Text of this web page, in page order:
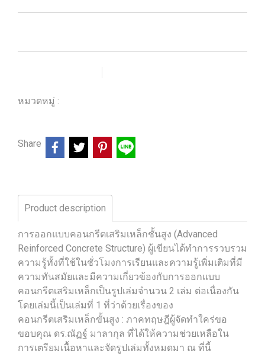
หมวดหมู่ :
Share
Product description
การออกแบบคอนกรีตเสริมเหล็กชั้นสูง (Advanced
Reinforced Concrete Structure) ผู้เขียนได้ทำการรวบรวม
ความรู้ทั้งที่ใช้ในชั่วโมงการเรียนและความรู้เพิ่มเติมที่มี
ความทันสมัยและมีความเกี่ยวข้องกับการออกแบบ
คอนกรีตเสริมเหล็กเป็นรูปเล่มจำนวน 2 เล่ม ต่อเนื่องกัน
โดยเล่มนี้เป็นเล่มที่ 1 ที่ว่าด้วยเรื่องของ
คอนกรีตเสริมเหล็กขั้นสูง : ภาคทฤษฎีผู้จัดทำใคร่ขอ
ขอบคุณ ดร.ณัฏฐ์ มาลากุล ที่ได้ให้ความช่วยเหลือใน
การเตรียมเนื้อหาและจัดรูปเล่มทั้งหมดมา ณ ที่นี้